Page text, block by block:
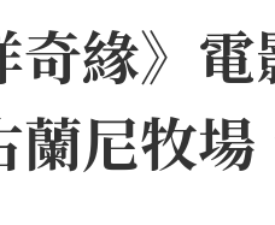
奇緣》
尼牧